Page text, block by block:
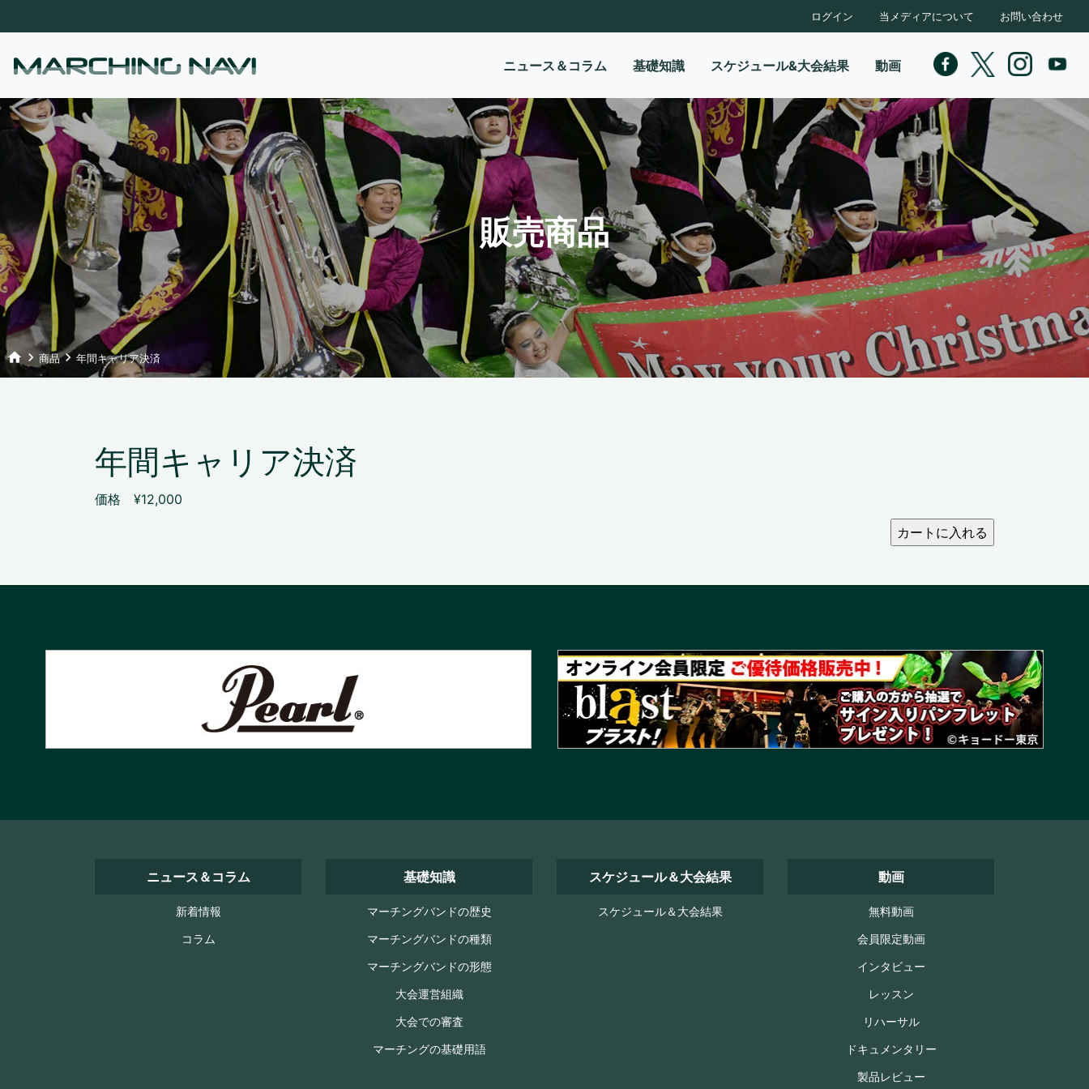
ログイン 当メディアについて お問い合わせ
ニュース＆コラム 基礎知識 スケジュール&大会結果 動画
販売商品
home keyboard_arrow_right 商品keyboard_arrow_right 年間キャリア決済
年間キャリア決済
価格 ¥12,000
ニュース＆コラム
新着情報
コラム
基礎知識
マーチングバンドの歴史
マーチングバンドの種類
マーチングバンドの形態
大会運営組織
大会での審査
マーチングの基礎用語
スケジュール＆大会結果
スケジュール＆大会結果
動画
無料動画
会員限定動画
インタビュー
レッスン
リハーサル
ドキュメンタリー
製品レビュー